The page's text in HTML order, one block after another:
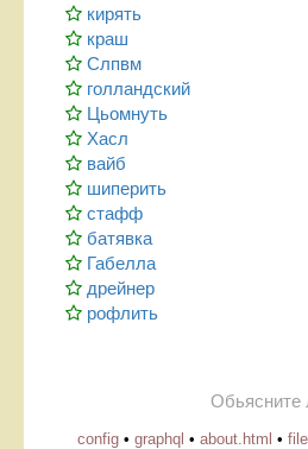
кирять
краш
Слпвм
голландский
Цьомнуть
Хасл
вайб
шиперить
стафф
батявка
Габелла
дрейнер
рофлить
Обьясните
config • graphql • about.html • file